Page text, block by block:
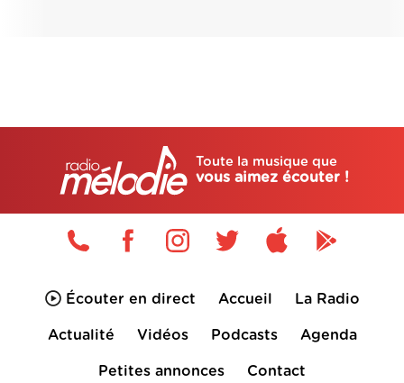
Toute la musique que
vous aimez écouter !
Écouter en direct Accueil La Radio
Actualité Vidéos Podcasts Agenda
Petites annonces Contact